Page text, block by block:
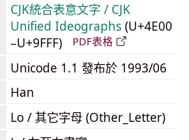
CJK統合表意文字 / CJK
Unified Ideographs (U+4E00
–U+9FFF)
PDF表格
Unicode 1.1 發布於 1993/06
Han
Lo / 其它字母 (Other_Letter)